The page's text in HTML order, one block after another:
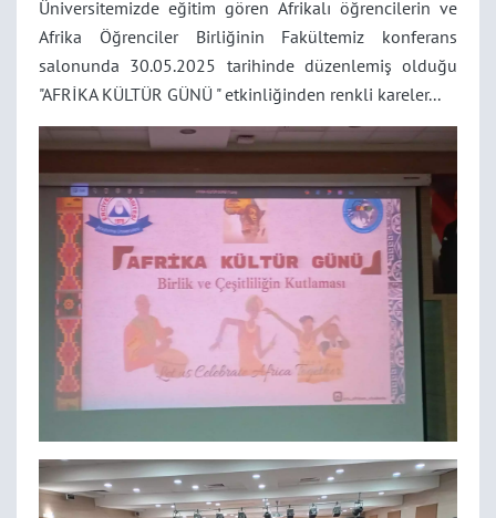
Üniversitemizde eğitim gören Afrikalı öğrencilerin ve
Afrika Öğrenciler Birliğinin Fakültemiz konferans
salonunda 30.05.2025 tarihinde düzenlemiş olduğu
"AFRİKA KÜLTÜR GÜNÜ " etkinliğinden renkli kareler...